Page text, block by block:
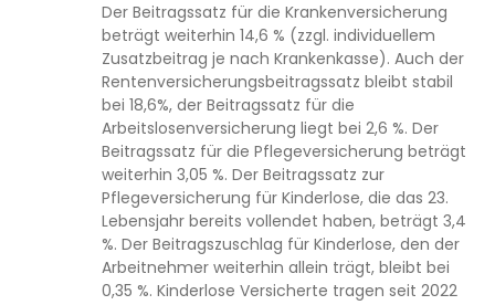
Der Beitragssatz für die Krankenversicherung
beträgt weiterhin 14,6 % (zzgl. individuellem
Zusatzbeitrag je nach Krankenkasse). Auch der
Rentenversicherungsbeitragssatz bleibt stabil
bei 18,6%, der Beitragssatz für die
Arbeitslosenversicherung liegt bei 2,6 %. Der
Beitragssatz für die Pflegeversicherung beträgt
weiterhin 3,05 %. Der Beitragssatz zur
Pflegeversicherung für Kinderlose, die das 23.
Lebensjahr bereits vollendet haben, beträgt 3,4
%. Der Beitragszuschlag für Kinderlose, den der
Arbeitnehmer weiterhin allein trägt, bleibt bei
0,35 %. Kinderlose Versicherte tragen seit 2022